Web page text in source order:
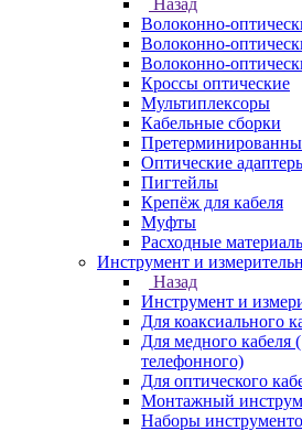
Назад
Волоконно-
Волоконно-
Волоконно-
Кроссы оптические
Мультиплексоры
Кабельные сборки
Оптические
Пигтейлы
Крепёж для кабеля
Муфты
Расходные
Инструмент и
Назад
Инструмент и
Для коаксиального
Для медного кабеля
телефонного)
Для оптического
Монтажный
Наборы